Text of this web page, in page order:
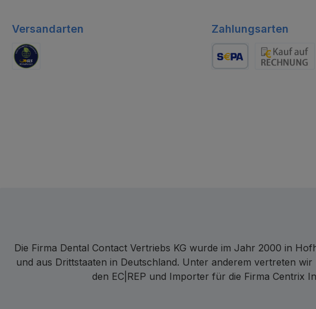
Versandarten Zahlungsarten
Die Firma Dental Contact Vertriebs KG wurde im Jahr 2000 in
und aus Drittstaaten in Deutschland. Unter anderem vertreten
den EC|REP und Importer für die Firma Centrix